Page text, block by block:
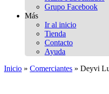
Grupo Facebook
Más
Ir al inicio
Tienda
Contacto
Ayuda
Inicio » Comerciantes » Deyvi